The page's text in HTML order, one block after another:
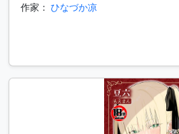
作家： ひなづか凉